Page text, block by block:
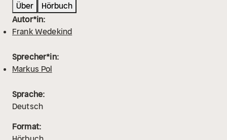
Über
Hörbuch
Autor*in:
Frank Wedekind
Sprecher*in:
Markus Pol
Sprache:
Deutsch
Format: